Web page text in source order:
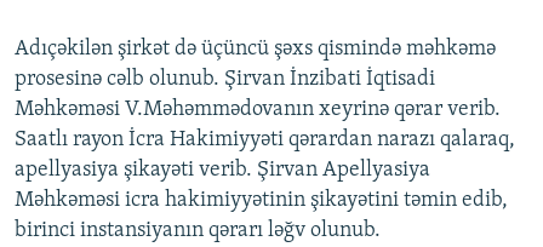
Adıçəkilən şirkət də üçüncü şəxs qismində məhkəmə
prosesinə cəlb olunub. Şirvan İnzibati İqtisadi
Məhkəməsi V.Məhəmmədovanın xeyrinə qərar verib.
Saatlı rayon İcra Hakimiyyəti qərardan narazı qalaraq,
apellyasiya şikayəti verib. Şirvan Apellyasiya
Məhkəməsi icra hakimiyyətinin şikayətini təmin edib,
birinci instansiyanın qərarı ləğv olunub.